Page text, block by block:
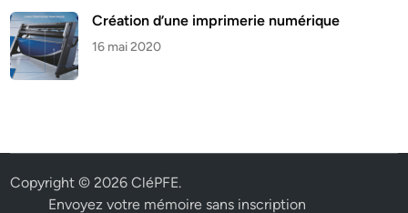
Création d’une imprimerie numérique
16 mai 2020
Copyright © 2026CléPFE.
Envoyez votre mémoire sans inscription